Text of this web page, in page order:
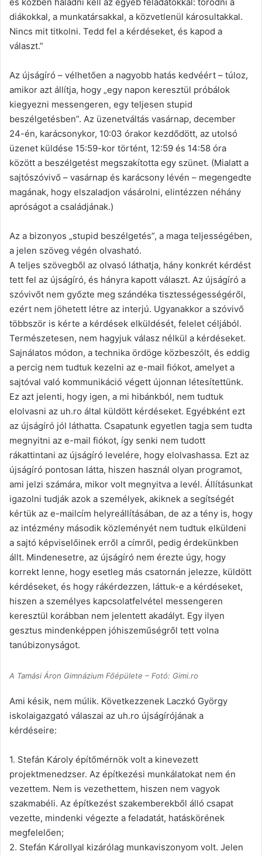
és közben haladni kell az egyéb feladatokkal: törődni a
diákokkal, a munkatársakkal, a közvetlenül károsultakkal.
Nincs mit titkolni. Tedd fel a kérdéseket, és kapod a
választ.”
Az újságíró – vélhetően a nagyobb hatás kedvéért – túloz,
amikor azt állítja, hogy „egy napon keresztül próbálok
kiegyezni messengeren, egy teljesen stupid
beszélgetésben”. Az üzenetváltás vasárnap, december
24-én, karácsonykor, 10:03 órakor kezdődött, az utolsó
üzenet küldése 15:59-kor történt, 12:59 és 14:58 óra
között a beszélgetést megszakította egy szünet. (Mialatt a
sajtószóvivő – vasárnap és karácsony lévén – megengedte
magának, hogy elszaladjon vásárolni, elintézzen néhány
apróságot a családjának.)
Az a bizonyos „stupid beszélgetés”, a maga teljességében,
a jelen szöveg végén olvasható.
A teljes szövegből az olvasó láthatja, hány konkrét kérdést
tett fel az újságíró, és hányra kapott választ. Az újságíró a
szóvivőt nem győzte meg szándéka tisztességességéről,
ezért nem jöhetett létre az interjú. Ugyanakkor a szóvivő
többször is kérte a kérdések elküldését, felelet céljából.
Természetesen, nem hagyjuk válasz nélkül a kérdéseket.
Sajnálatos módon, a technika ördöge közbeszólt, és eddig
a percig nem tudtuk kezelni az e-mail fiókot, amelyet a
sajtóval való kommunikáció végett újonnan létesítettünk.
Ez azt jelenti, hogy igen, a mi hibánkból, nem tudtuk
elolvasni az uh.ro által küldött kérdéseket. Egyébként ezt
az újságíró jól láthatta. Csapatunk egyetlen tagja sem tudta
megnyitni az e-mail fiókot, így senki nem tudott
rákattintani az újságíró levelére, hogy elolvashassa. Ezt az
újságíró pontosan látta, hiszen használ olyan programot,
ami jelzi számára, mikor volt megnyitva a levél. Állításunkat
igazolni tudják azok a személyek, akiknek a segítségét
kértük az e-mailcím helyreállításában, de az a tény is, hogy
az intézmény második közleményét nem tudtuk elküldeni
a sajtó képviselőinek erről a címről, pedig érdekünkben
állt. Mindenesetre, az újságíró nem érezte úgy, hogy
korrekt lenne, hogy esetleg más csatornán jelezze, küldött
kérdéseket, és hogy rákérdezzen, láttuk-e a kérdéseket,
hiszen a személyes kapcsolatfelvétel messengeren
keresztül korábban nem jelentett akadályt. Egy ilyen
gesztus mindenképpen jóhiszeműségről tett volna
tanúbizonyságot.
A Tamási Áron Gimnázium Főépülete – Fotó: Gimi.ro
Ami késik, nem múlik. Következzenek Laczkó György
iskolaigazgató válaszai az uh.ro újságírójának a
kérdéseire:
1. Stefán Károly építőmérnök volt a kinevezett
projektmenedzser. Az építkezési munkálatokat nem én
vezettem. Nem is vezethettem, hiszen nem vagyok
szakmabéli. Az építkezést szakemberekből álló csapat
vezette, mindenki végezte a feladatát, hatáskörének
megfelelően;
2. Stefán Károllyal kizárólag munkaviszonyom volt. Jelen